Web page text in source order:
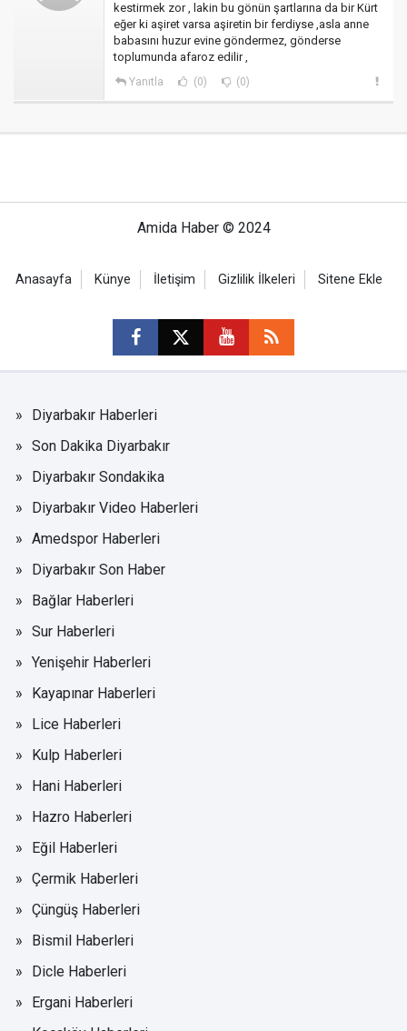
kestirmek zor , lakin bu gönün şartlarına da bir Kürt
eğer ki aşiret varsa aşiretin bir ferdiyse ,asla anne
babasını huzur evine göndermez, gönderse
toplumunda afaroz edilir ,
Yanıtla (0) (0)
Amida Haber © 2024
Anasayfa Künye İletişim Gizlilik İlkeleri Sitene Ekle
Diyarbakır Haberleri
Son Dakika Diyarbakır
Diyarbakır Sondakika
Diyarbakır Video Haberleri
Amedspor Haberleri
Diyarbakır Son Haber
Bağlar Haberleri
Sur Haberleri
Yenişehir Haberleri
Kayapınar Haberleri
Lice Haberleri
Kulp Haberleri
Hani Haberleri
Hazro Haberleri
Eğil Haberleri
Çermik Haberleri
Çüngüş Haberleri
Bismil Haberleri
Dicle Haberleri
Ergani Haberleri